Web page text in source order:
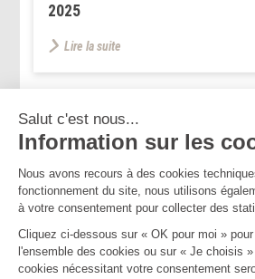
2025
Lire la suite
<< < ... 157
>>
Mentions légalesPolitique de confidentialité